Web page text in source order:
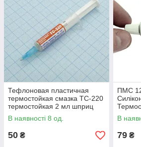
Тефлоновая пластичная
термостойкая смазка ТС-220
термостойкая 2 мл шприц
В наявності 8 од.
50 ₴
ПМС
мл. від
В
79 ₴